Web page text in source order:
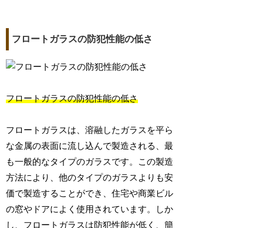
フロートガラスの防犯性能の低さ
フロートガラスの防犯性能の低さ
フロートガラスは、溶融したガラスを平ら
な金属の表面に流し込んで製造される、最
も一般的なタイプのガラスです。この製造
方法により、他のタイプのガラスよりも安
価で製造することができ、住宅や商業ビル
の窓やドアによく使用されています。しか
し、フロートガラスは防犯性能が低く、簡